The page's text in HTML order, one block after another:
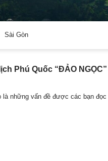
Sài Gòn
Phú Quốc “ĐẢO NGỌC”
là những vấn đề được các bạn đọc